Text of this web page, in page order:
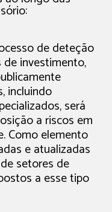
de deteção
investimento,
incluindo
será
a riscos em
Como elemento
e atualizadas
setores de
a esse tipo